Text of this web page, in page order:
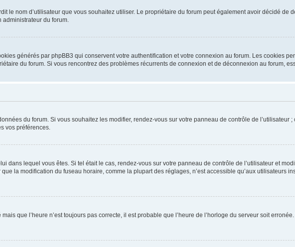
le nom d’utilisateur que vous souhaitez utiliser. Le propriétaire du forum peut également avoir décidé de
administrateur du forum.
générés par phpBB3 qui conservent votre authentification et votre connexion au forum. Les cookies
du forum. Si vous rencontrez des problèmes récurrents de connexion et de déconnexion au forum,
du forum. Si vous souhaitez les modifier, rendez-vous sur votre panneau de contrôle de l’utilisateur
vos préférences.
dans lequel vous êtes. Si tel était le cas, rendez-vous sur votre panneau de contrôle de l’utilisateur et
la modification du fuseau horaire, comme la plupart des réglages, n’est accessible qu’aux utilisateurs
que l’heure n’est toujours pas correcte, il est probable que l’heure de l’horloge du serveur soit